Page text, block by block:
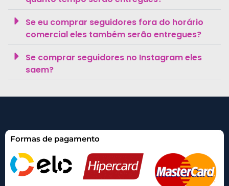
Se eu comprar seguidores fora do horário
comercial eles também serão entregues?
Se comprar seguidores no Instagram eles
saem?
Formas de pagamento